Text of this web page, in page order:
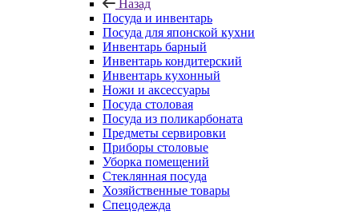
Назад
Посуда и инвентарь
Посуда для японской кухни
Инвентарь барный
Инвентарь кондитерский
Инвентарь кухонный
Ножи и аксессуары
Посуда столовая
Посуда из поликарбоната
Предметы сервировки
Приборы столовые
Уборка помещений
Стеклянная посуда
Хозяйственные товары
Спецодежда